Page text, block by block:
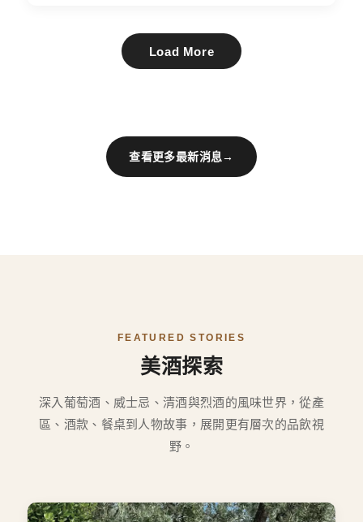
Load More
查看更多最新消息→
FEATURED STORIES
美酒探索
深入葡萄酒、威士忌、清酒與烈酒的風味世界，從產
區、酒款、餐桌到人物故事，展開更有層次的品飲視
野。